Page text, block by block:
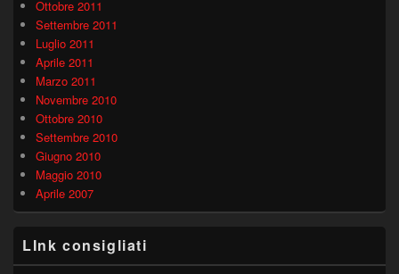
Ottobre 2011
Settembre 2011
Luglio 2011
Aprile 2011
Marzo 2011
Novembre 2010
Ottobre 2010
Settembre 2010
Giugno 2010
Maggio 2010
Aprile 2007
LInk consigliati